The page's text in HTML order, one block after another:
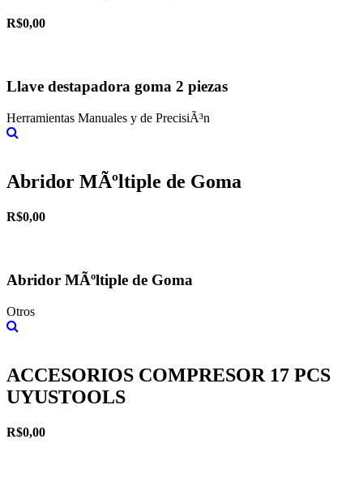
R$0,00
Llave destapadora goma 2 piezas
Herramientas Manuales y de PrecisiÃ³n
Abridor MÃºltiple de Goma
R$0,00
Abridor MÃºltiple de Goma
Otros
ACCESORIOS COMPRESOR 17 PCS
UYUSTOOLS
R$0,00